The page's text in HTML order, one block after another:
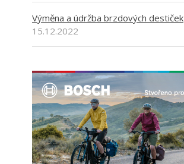
Výměna a údržba brzdových destiček
15.12.2022